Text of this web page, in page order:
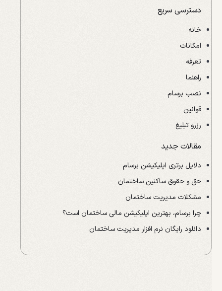
دسترسی سریع
خانه
امکانات
تعرفه
راهنما
نصب برسام
قوانین
رزرو تبلیغ
مقالات جدید
دلایل برتری اپلیکیشن برسام
حق و حقوق ساکنین ساختمان
مشکلات مدیریت ساختمان
چرا برسام، بهترین اپلیکیشن مالی ساختمان است؟
دانلود رایگان نرم افزار مدیریت ساختمان